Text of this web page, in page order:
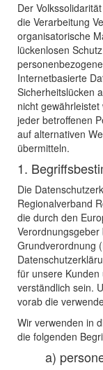
Der
die Verarbeitung
organisatorische
lückenlosen
Internetbasierte
Sicherheitslücken
nicht
jeder betroffenen
auf alternativen
übermitteln.
1.
Die
Regionalverband
die durch den
Grundverordnung
für unsere
verständlich sein.
vorab die
Wir verwenden in
die folgenden
a)